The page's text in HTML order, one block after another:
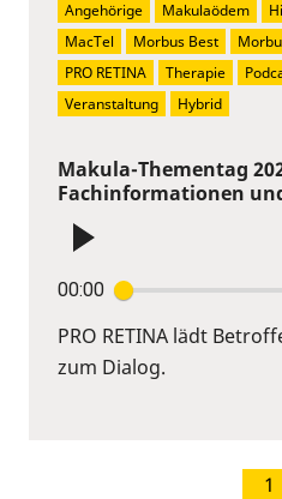
Makula-Thementag
Fachinformationen
00:00
PRO RETINA lädt
zum Dialog.
Angehörige Makulaödem
MacTel
Morbus Best
PRO RETINA
Therapie
Veranstaltung
Hybrid
1